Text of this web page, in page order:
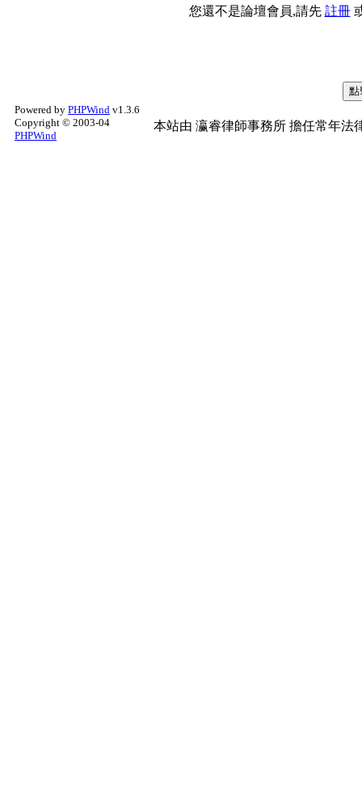
您還不是論壇會員,請先 註冊
Powered by PHPWind v1.3.6
Copyright © 2003-04
PHPWind
本站由 瀛睿律師事務所 擔任常年法